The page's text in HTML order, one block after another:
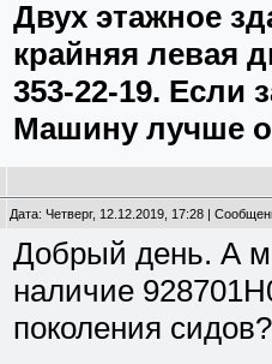
Двух этажное
крайняя левая
353-22-19. Если
Машину лучше
Дата: Четверг, 12.12.2019, 17:28 |
Добрый день. А
наличие
поколения